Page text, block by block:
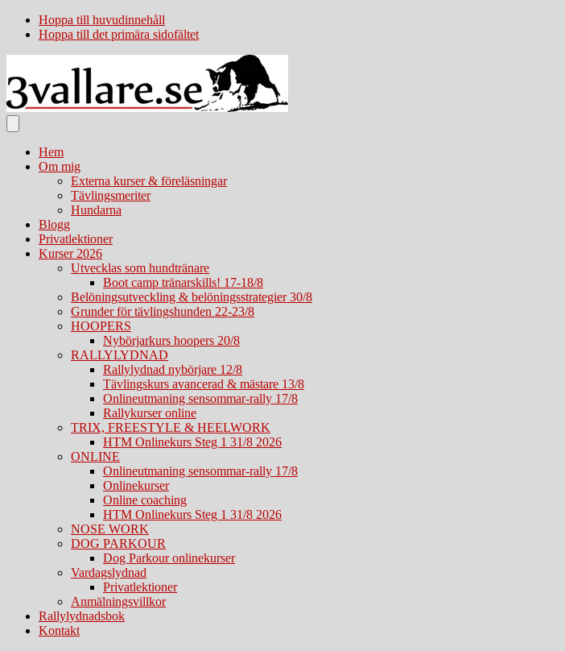
Hoppa till huvudinnehåll
Hoppa till det primära sidofältet
Hem
Om mig
Externa kurser & föreläsningar
Tävlingsmeriter
Hundarna
Blogg
Privatlektioner
Kurser 2026
Utvecklas som hundtränare
Boot camp tränarskills! 17-18/8
Belöningsutveckling & belöningsstrategier 30/8
Grunder för tävlingshunden 22-23/8
HOOPERS
Nybörjarkurs hoopers 20/8
RALLYLYDNAD
Rallylydnad nybörjare 12/8
Tävlingskurs avancerad & mästare 13/8
Onlineutmaning sensommar-rally 17/8
Rallykurser online
TRIX, FREESTYLE & HEELWORK
HTM Onlinekurs Steg 1 31/8 2026
ONLINE
Onlineutmaning sensommar-rally 17/8
Onlinekurser
Online coaching
HTM Onlinekurs Steg 1 31/8 2026
NOSE WORK
DOG PARKOUR
Dog Parkour onlinekurser
Vardagslydnad
Privatlektioner
Anmälningsvillkor
Rallylydnadsbok
Kontakt